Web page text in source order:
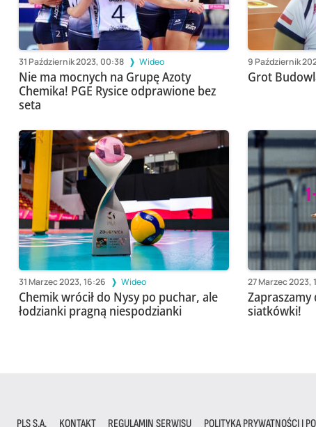
31 Październik 2023, 00:38 Wideo
Nie ma mocnych na Grupę Azoty
Chemika! PGE Rysice odprawione bez
seta
9 Październik
Grot
31 Marzec 2023, 16:26 Wideo
Chemik wrócił do Nysy po puchar, ale
łodzianki pragną niespodzianki
27 Marzec 2023,
siatkówki!
PLS S.A. KONTAKT REGULAMIN SERWISU POLITYKA PRYWATNOŚCI I